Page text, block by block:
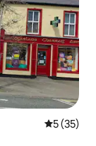
5 (35)